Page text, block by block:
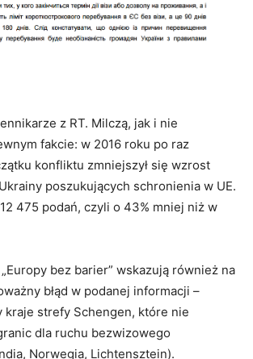
z RT. Milczą, jak i nie
fakcie: w 2016 roku po raz
konfliktu zmniejszył się wzrost
poszukujących schronienia w UE.
475 podań, czyli o 43% mniej niż w
bez barier” wskazują również na
błąd w podanej informacji –
kraje strefy Schengen, które nie
dla ruchu bezwizowego
Norwegia, Lichtensztein).